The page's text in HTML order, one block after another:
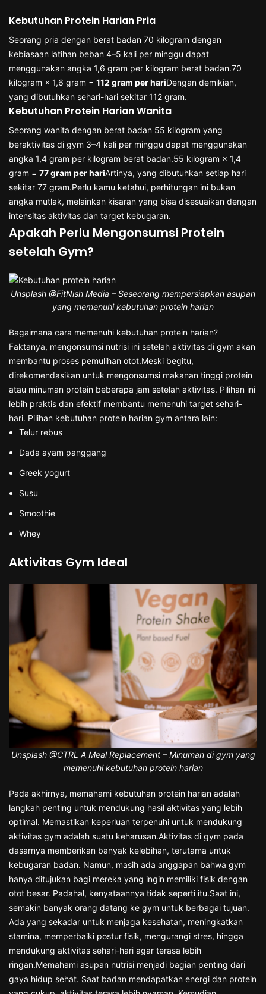
Kebutuhan Protein Harian Pria
Seorang pria dengan berat badan 70 kilogram dengan
kebiasaan latihan beban 4–5 kali per minggu dapat
menggunakan angka 1,6 gram per kilogram berat badan.70
kilogram × 1,6 gram = 112 gram per hariDengan demikian,
yang dibutuhkan sehari-hari sekitar 112 gram.
Kebutuhan Protein Harian Wanita
Seorang wanita dengan berat badan 55 kilogram yang
beraktivitas di gym 3–4 kali per minggu dapat menggunakan
angka 1,4 gram per kilogram berat badan.55 kilogram × 1,4
gram = 77 gram per hariArtinya, yang dibutuhkan setiap hari
sekitar 77 gram.Perlu kamu ketahui, perhitungan ini bukan
angka mutlak, melainkan kisaran yang bisa disesuaikan dengan
intensitas aktivitas dan target kebugaran.
Apakah Perlu Mengonsumsi Protein
setelah Gym?
Unsplash @FitNish Media – Seseorang mempersiapkan asupan
yang memenuhi kebutuhan protein harian
Bagaimana cara memenuhi kebutuhan protein harian?
Faktanya, mengonsumsi nutrisi ini setelah aktivitas di gym akan
membantu proses pemulihan otot.Meski begitu,
direkomendasikan untuk mengonsumsi makanan tinggi protein
atau minuman protein beberapa jam setelah aktivitas. Pilihan ini
lebih praktis dan efektif membantu memenuhi target sehari-
hari. Pilihan kebutuhan protein harian gym antara lain:
Telur rebus
Dada ayam panggang
Greek yogurt
Susu
Smoothie
Whey
Aktivitas Gym Ideal
Unsplash @CTRL A Meal Replacement – Minuman di gym yang
memenuhi kebutuhan protein harian
Pada akhirnya, memahami kebutuhan protein harian adalah
langkah penting untuk mendukung hasil aktivitas yang lebih
optimal. Memastikan keperluan terpenuhi untuk mendukung
aktivitas gym adalah suatu keharusan.Aktivitas di gym pada
dasarnya memberikan banyak kelebihan, terutama untuk
kebugaran badan. Namun, masih ada anggapan bahwa gym
hanya ditujukan bagi mereka yang ingin memiliki fisik dengan
otot besar. Padahal, kenyataannya tidak seperti itu.Saat ini,
semakin banyak orang datang ke gym untuk berbagai tujuan.
Ada yang sekadar untuk menjaga kesehatan, meningkatkan
stamina, memperbaiki postur fisik, mengurangi stres, hingga
mendukung aktivitas sehari-hari agar terasa lebih
ringan.Memahami asupan nutrisi menjadi bagian penting dari
gaya hidup sehat. Saat badan mendapatkan energi dan protein